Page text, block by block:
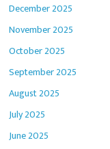
December 2025
November 2025
October 2025
September 2025
August 2025
July 2025
June 2025